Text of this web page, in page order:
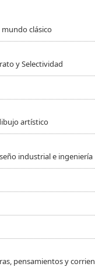
clásico
y Selectividad
artístico
industrial e ingeniería
pensamientos y